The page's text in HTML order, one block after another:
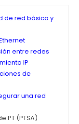
de red básica y
entre redes
IP
de
una red
PT (PTSA)